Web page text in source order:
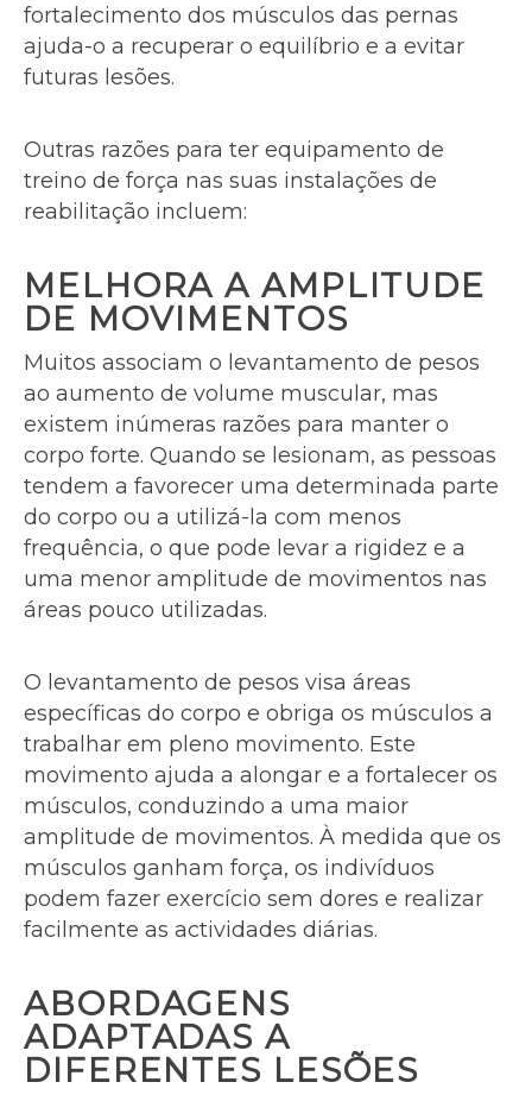
fortalecimento dos músculos das pernas
ajuda-o a recuperar o equilíbrio e a evitar
futuras lesões.
Outras razões para ter equipamento de
treino de força nas suas instalações de
reabilitação incluem:
MELHORA A AMPLITUDE
DE MOVIMENTOS
Muitos associam o levantamento de pesos
ao aumento de volume muscular, mas
existem inúmeras razões para manter o
corpo forte. Quando se lesionam, as pessoas
tendem a favorecer uma determinada parte
do corpo ou a utilizá-la com menos
frequência, o que pode levar a rigidez e a
uma menor amplitude de movimentos nas
áreas pouco utilizadas.
O levantamento de pesos visa áreas
específicas do corpo e obriga os músculos a
trabalhar em pleno movimento. Este
movimento ajuda a alongar e a fortalecer os
músculos, conduzindo a uma maior
amplitude de movimentos. À medida que os
músculos ganham força, os indivíduos
podem fazer exercício sem dores e realizar
facilmente as actividades diárias.
ABORDAGENS
ADAPTADAS A
DIFERENTES LESÕES